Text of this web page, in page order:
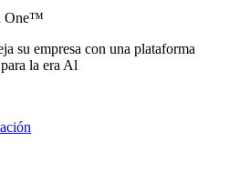
One™
su empresa con una plataforma
la era Al